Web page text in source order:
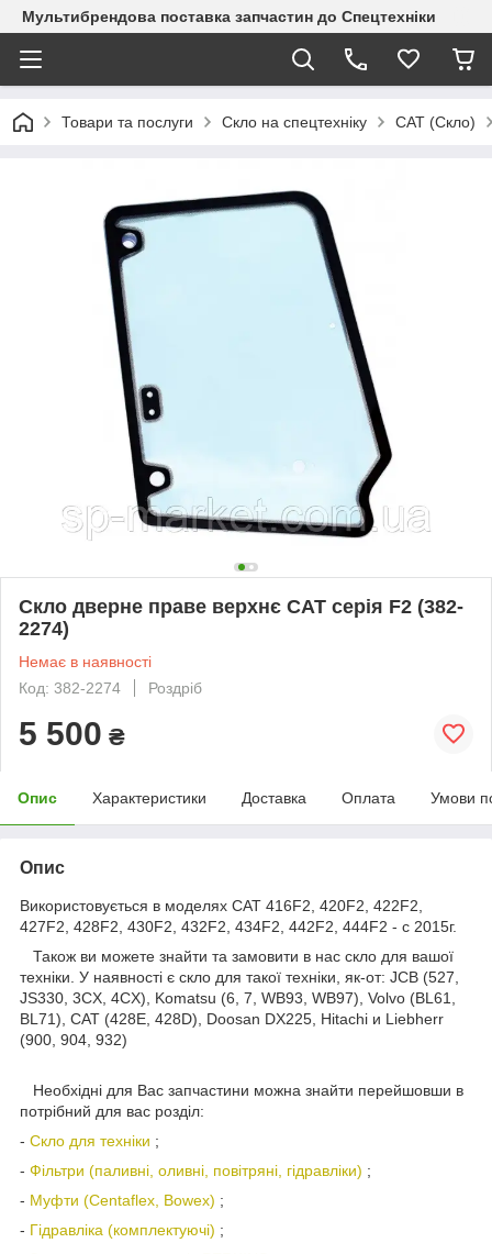
Мультибрендова поставка запчастин до Спецтехніки
Товари та послуги Скло на спецтехніку CAT (Скло)
Скло дверне праве верхнє CAT серія F2 (382-
2274)
Немає в наявності
Код: 382-2274
Роздріб
5 500 ₴
Опис Характеристики Доставка Оплата Умови
Опис
Використовується в моделях CAT 416F2, 420F2, 422F2,
427F2, 428F2, 430F2, 432F2, 434F2, 442F2, 444F2 - с 2015г.
Також ви можете знайти та замовити в нас скло для вашої
техніки. У наявності є скло для такої техніки, як-от: JCB (527,
JS330, 3CX, 4CX), Komatsu (6, 7, WB93, WB97), Volvo (BL61,
BL71), CAT (428E, 428D), Doosan DX225, Hitachi и Liebherr
(900, 904, 932)
Необхідні для Вас запчастини можна знайти перейшовши в
потрібний для вас розділ:
- Скло для техніки ;
- Фільтри (паливні, оливні, повітряні, гідравліки) ;
- Муфти (Centaflex, Bowex) ;
- Гідравліка (комплектуючі) ;